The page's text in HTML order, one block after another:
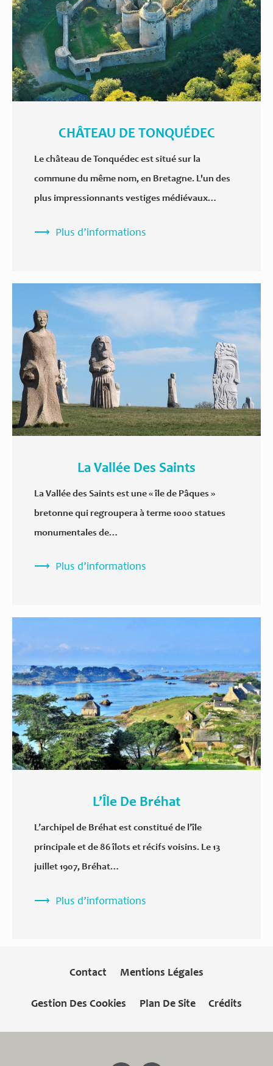
CHÂTEAU DE TONQUÉDEC
Le château de Tonquédec est situé sur la
commune du même nom, en Bretagne. L'un des
plus impressionnants vestiges médiévaux…
Plus d’informations
La Vallée Des Saints
La Vallée des Saints est une « île de Pâques »
bretonne qui regroupera à terme 1000 statues
monumentales de…
Plus d’informations
L’Île De Bréhat
L’archipel de Bréhat est constitué de l’île
principale et de 86 îlots et récifs voisins. Le 13
juillet 1907, Bréhat…
Plus d’informations
Contact Mentions Légales
Gestion Des Cookies Plan De Site Crédits